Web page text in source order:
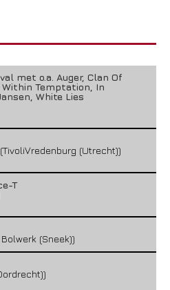
met o.a. Auger, Clan Of
Within Temptation, In
White Lies
(Utrecht))
T
(Sneek))